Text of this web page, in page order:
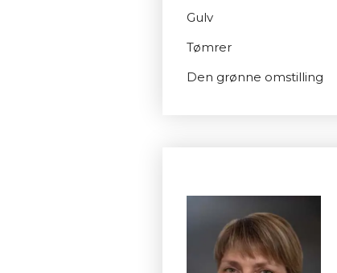
Gulv
Tømrer
Den grønne omstilling